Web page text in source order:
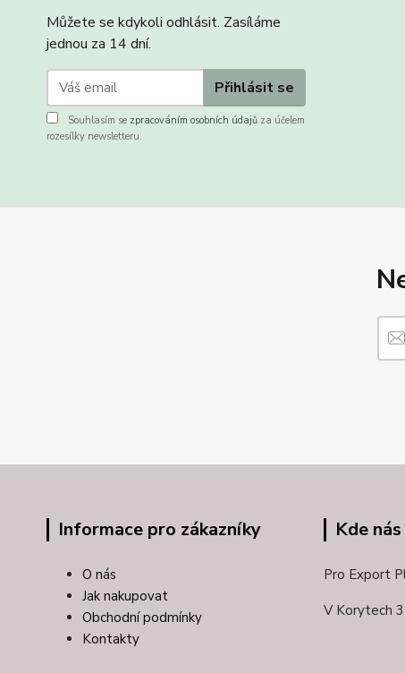
Můžete se kdykoli odhlásit. Zasíláme
jednou za 14 dní.
Přihlásit se
Souhlasím se zpracováním osobních údajů za účelem
rozesílky newsletteru.
Informace pro zákazníky
O nás
Jak nakupovat
Obchodní podmínky
Kontakty
Kde
Pro Export
V Korytech